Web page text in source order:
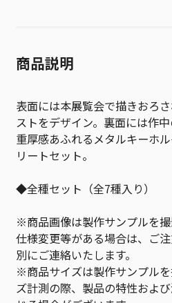
商品説明
表面には本展覧会で描きおろ
ストをデザイン。裏面には作中
重厚感あふれるメタルキーホ
リートセット。
◆全種セット（全7種入り）
※商品画像は製作サンプルを
仕様変更等がある場合は、ご
別にご連絡いたします。
※商品サイズは製作サンプル
ズ計測の際、製品の特性およ